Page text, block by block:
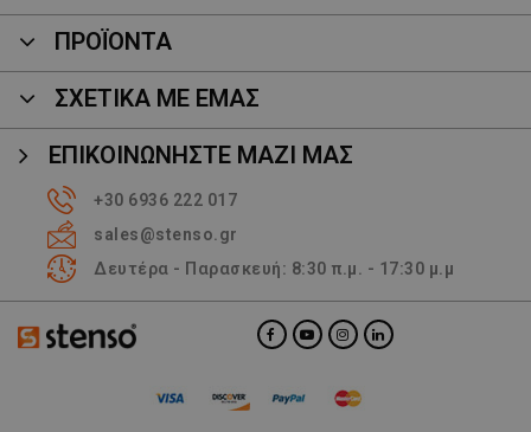
ΠΡΟΪΌΝΤΑ
ΣΧΕΤΙΚΑ ΜΕ ΕΜΑΣ
ΕΠΙΚΟΙΝΩΝΉΣΤΕ ΜΑΖΊ ΜΑΣ
+30 6936 222 017
sales@stenso.gr
Δευτέρα - Παρασκευή: 8:30 π.μ. - 17:30 μ.μ